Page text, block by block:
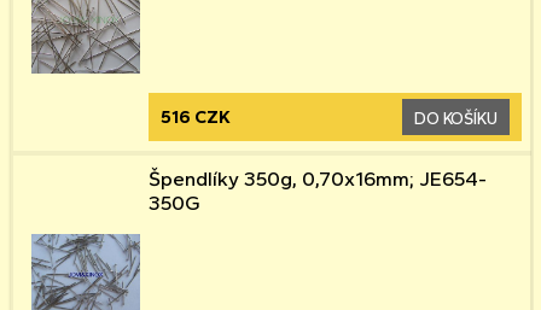
516 CZK DO KOŠÍKU
Špendlíky 350g, 0,70x16mm; JE654-
350G